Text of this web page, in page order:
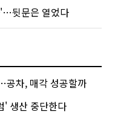
뒷문은 열었다
차, 매각 성공할까
' 생산 중단한다